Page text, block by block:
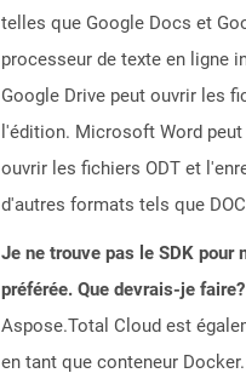
telles que Google Docs et
processeur de texte en ligne
Google Drive peut ouvrir les
l'édition. Microsoft Word
ouvrir les fichiers ODT et
d'autres formats tels que
Je ne trouve pas le SDK pour
préférée. Que devrais-je faire?
Aspose.Total Cloud est
en tant que conteneur